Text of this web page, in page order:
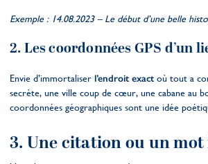
Exemple : 14.08.2023 – Le début d’une belle
2. Les coordonnées GPS d’un
Envie d’immortaliser l’endroit exact où tout a
secrète, une ville coup de cœur, une cabane au
coordonnées géographiques sont une idée
3. Une citation ou un